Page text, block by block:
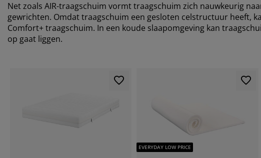
Net zoals AIR-traagschuim vormt traagschuim zich nauwkeurig
gewrichten. Omdat traagschuim een gesloten celstructuur heeft,
Comfort+ traagschuim. In een koude slaapomgeving kan
op gaat liggen.
EVERYDAY LOW PRICE